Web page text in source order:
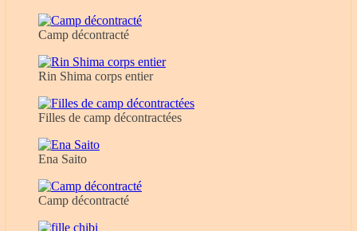
Camp décontracté
Rin Shima corps entier
Filles de camp décontractées
Ena Saito
Camp décontracté